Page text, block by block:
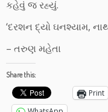
કહેવું જ રહ્યું.
‘દરશન દ્યો ઘનશ્યામ,
– તરુણ મહેતા
Share this:
Print